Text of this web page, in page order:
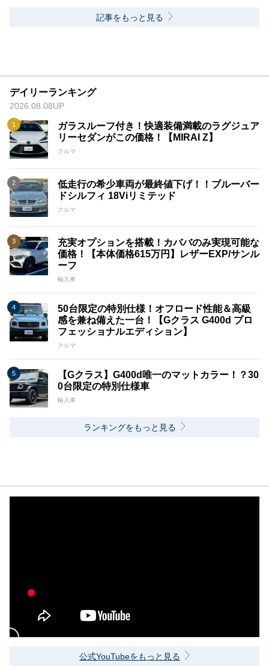
記事をもっと見る
デイリーランキング
2026.08.08UP
ガラスルーフ付き！快適装備満載のラグジュア
リーセダンがこの価格！【MIRAI Z】
クルマ
低走行の希少車両が最終値下げ！！ブルーバー
ドシルフィ 18Viリミテッド
クルマ
充実オプションを搭載！カババのみ実現可能な
価格！【本体価格615万円】レザーEXP/サンル
ーフ
輸入車
50台限定の特別仕様！オフロード性能＆高級
感を兼ね備えた一台！【Gクラス G400d プロ
フェッショナルエディション】
クルマ
【Gクラス】G400d唯一のマットカラー！？30
0台限定の特別仕様車
輸入車
ランキングをもっと見る
公式YouTubeをもっと見る